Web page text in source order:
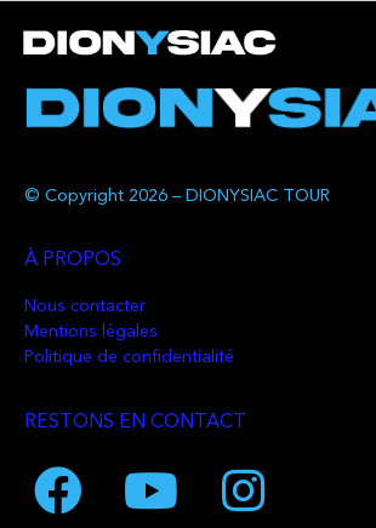
© Copyright 2026 – DIONYSIAC TOUR
À PROPOS
Nous contacter
Mentions légales
Politique de confidentialité
RESTONS EN CONTACT